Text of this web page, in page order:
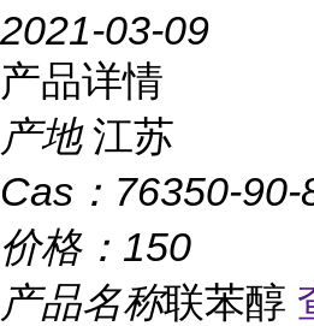
2021-03-09
产品详情
产地 江苏
Cas： 76350-90-
价格： 150
产品名称联苯醇